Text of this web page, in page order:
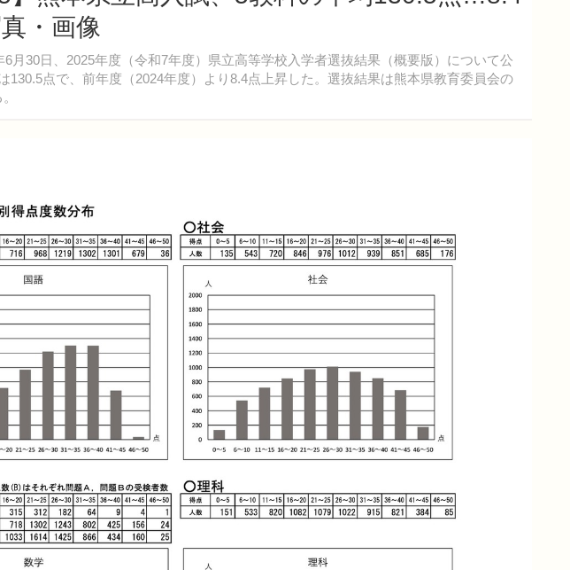
・画像
月30日、2025年度（令和7年度）県立高等学校入学者選抜結果（概要版）について公
130.5点で、前年度（2024年度）より8.4点上昇した。選抜結果は熊本県教育委員会の